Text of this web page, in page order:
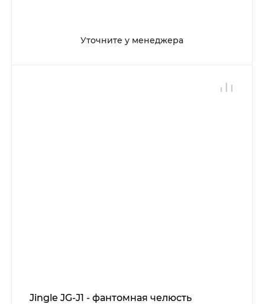
Уточните у менеджера
Jingle JG-J1 - фантомная челюсть